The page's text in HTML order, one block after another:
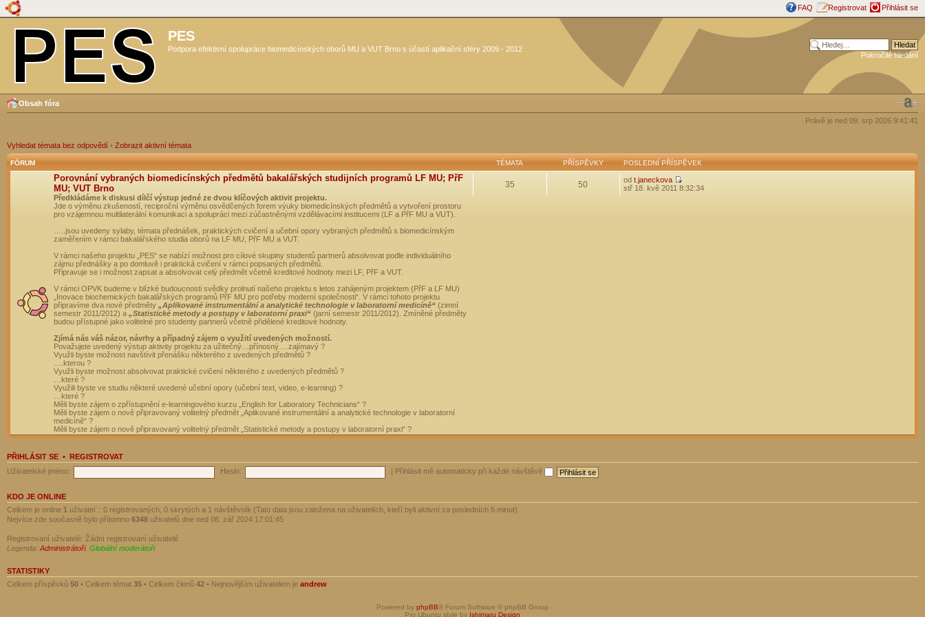
FAQ Registrovat Přihlásit se
PES
Podpora efektivní spolupráce biomedicínských oborů MU a VUT Brno s účastí aplikační sféry 2009 - 2012
Pokročilé hledání
Obsah fóra
Právě je ned 09. srp 2026 9:41:41
Vyhledat témata bez odpovědí • Zobrazit aktivní témata
FÓRUM TÉMATA PŘÍSPĚVKY POSLEDNÍ PŘÍSPĚVEK
Porovnání vybraných biomedicínských předmětů bakalářských studijních programů LF MU; PřF
MU; VUT Brno
Předkládáme k diskusi dílčí výstup jedné ze dvou klíčových aktivit projektu.
Jde o výměnu zkušeností, reciproční výměnu osvědčených forem výuky biomedicínských předmětů a vytvoření prostoru
pro vzájemnou multilaterální komunikaci a spolupráci mezi zúčastněnými vzdělávacími institucemi (LF a PřF MU a VUT).
…..jsou uvedeny sylaby, témata přednášek, praktických cvičení a učební opory vybraných předmětů s biomedicínským
zaměřením v rámci bakalářského studia oborů na LF MU, PřF MU a VUT.
V rámci našeho projektu „PES“ se nabízí možnost pro cílové skupiny studentů partnerů absolvovat podle individuálního
zájmu přednášky a po domluvě i praktická cvičení v rámci popsaných předmětů.
Připravuje se i možnost zapsat a absolvovat celý předmět včetně kreditové hodnoty mezi LF, PřF a VUT.
V rámci OPVK budeme v blízké budoucnosti svědky prolnutí našeho projektu s letos zahájeným projektem (PřF a LF MU)
„Inovace biochemických bakalářských programů PřF MU pro potřeby moderní společnosti“. V rámci tohoto projektu
připravíme dva nové předměty „Aplikované instrumentální a analytické technologie v laboratorní medicíně“ (zimní
semestr 2011/2012) a „Statistické metody a postupy v laboratorní praxi“ (jarní semestr 2011/2012). Zmíněné předměty
budou přístupné jako volitelné pro studenty partnerů včetně přidělené kreditové hodnoty.
Zjímá nás váš názor, návrhy a případný zájem o využití uvedených možností.
Považujete uvedený výstup aktivity projektu za užitečný…přínosný….zajímavý ?
Využli byste možnost navštívit přenášku některého z uvedených předmětů ?
….kterou ?
Využli byste možnost absolvovat praktické cvičení některého z uvedených předmětů ?
…které ?
Využili byste ve studiu některé uvedené učební opory (učební text, video, e-learning) ?
…které ?
Měli byste zájem o zpřístupnění e-learningového kurzu „English for Laboratory Technicians“ ?
Měli byste zájem o nově připravovaný volitelný předmět „Aplikované instrumentální a analytické technologie v laboratorní
medicíně“ ?
Měli byste zájem o nově připravovaný volitelný předmět „Statistické metody a postupy v laboratorní praxi“ ?
35 50 od t.janeckova
stř 18. kvě 2011 8:32:34
PŘIHLÁSIT SE • REGISTROVAT
Uživatelské jméno:
Heslo: Přihlásit mě automaticky při každé návštěvě
KDO JE ONLINE
Celkem je online 1 uživatel :: 0 registrovaných, 0 skrytých a 1 návštěvník (Tato data jsou založena na uživatelích, kteří byli aktivní za posledních 5 minut)
Nejvíce zde současně bylo přítomno 6348 uživatelů dne ned 08. zář 2024 17:01:45
Registrovaní uživatelé: Žádní registrovaní uživatelé
Legenda: Administrátoři, Globální moderátoři
STATISTIKY
Celkem příspěvků 50 • Celkem témat 35 • Celkem členů 42 • Nejnovějším uživatelem je andrew
Powered by phpBB® Forum Software © phpBB Group
Pro Ubuntu style by Ishimaru Design